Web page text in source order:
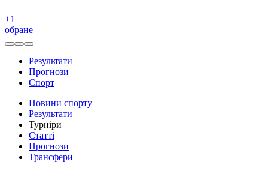
+1
обране
Результати
Прогнози
Спорт
Новини спорту
Результати
Турніри
Статті
Прогнози
Трансфери